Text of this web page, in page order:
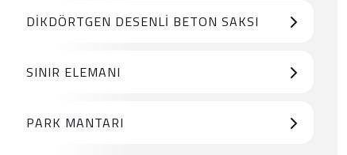
DIKDÖRTGEN DESENLI BETON SAKSI
SINIR ELEMANI
PARK MANTARI